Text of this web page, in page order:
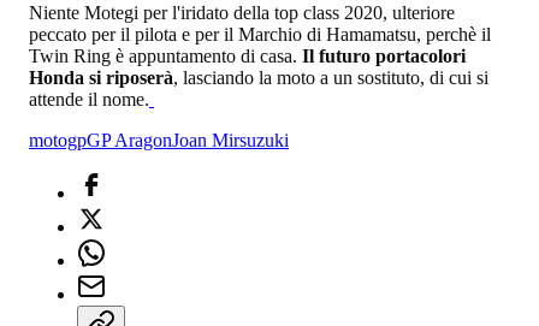
Niente Motegi per l'iridato della top class 2020, ulteriore
peccato per il pilota e per il Marchio di Hamamatsu, perchè il
Twin Ring è appuntamento di casa. Il futuro portacolori
Honda si riposerà, lasciando la moto a un sostituto, di cui si
attende il nome.
motogpGP AragonJoan Mirsuzuki